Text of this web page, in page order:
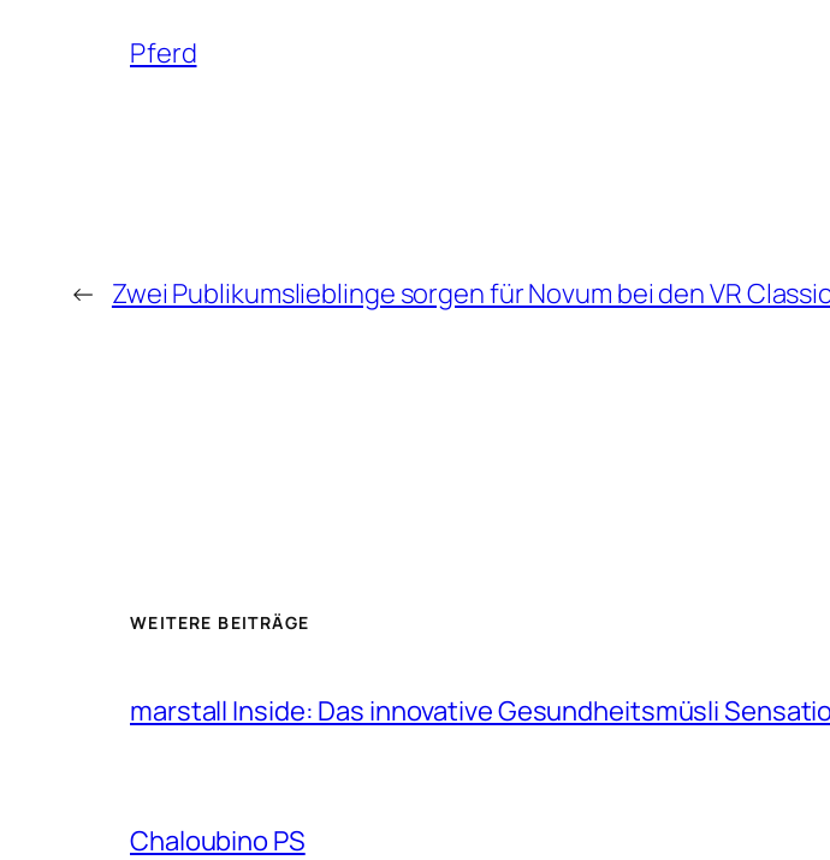
Pferd
← Zwei Publikumslieblinge sorgen für Novum bei den VR
WEITERE BEITRÄGE
marstall Inside: Das innovative Gesundheitsmüsli
Chaloubino PS